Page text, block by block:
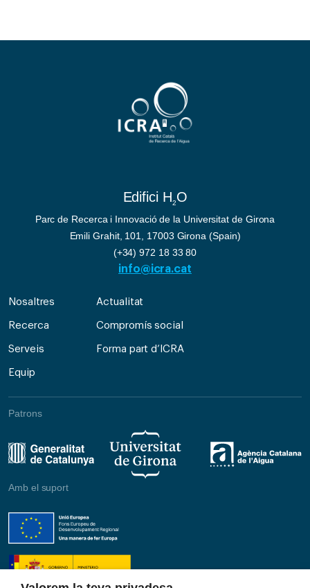
Edifici H2O
Parc de Recerca i Innovació de la Universitat de Girona
Emili Grahit, 101, 17003 Girona (Spain)
(+34) 972 18 33 80
info@icra.cat
Nosaltres
Recerca
Serveis
Equip
Actualitat
Compromís social
Forma part d’ICRA
Patrons
Amb el suport